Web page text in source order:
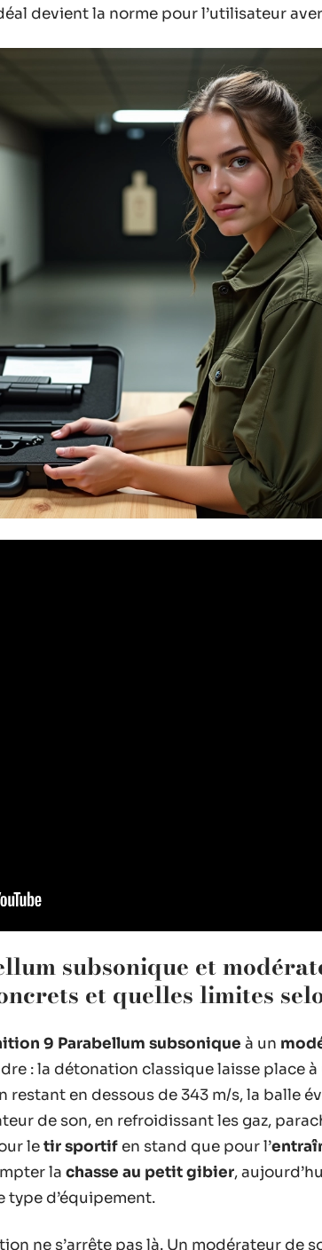
devient la norme pour l’utilisateur
subsonique et
et quelles limites
9 Parabellum subsonique à un
: la détonation classique laisse place
restant en dessous de 343 m/s, la balle
de son, en refroidissant les gaz,
letir sportif en stand que pour l’
la chasse au petit gibier,
type d’équipement.
ne s’arrête pas là. Un modérateur de